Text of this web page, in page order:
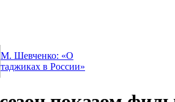
М. Шевченко: «О
таджиках в России»